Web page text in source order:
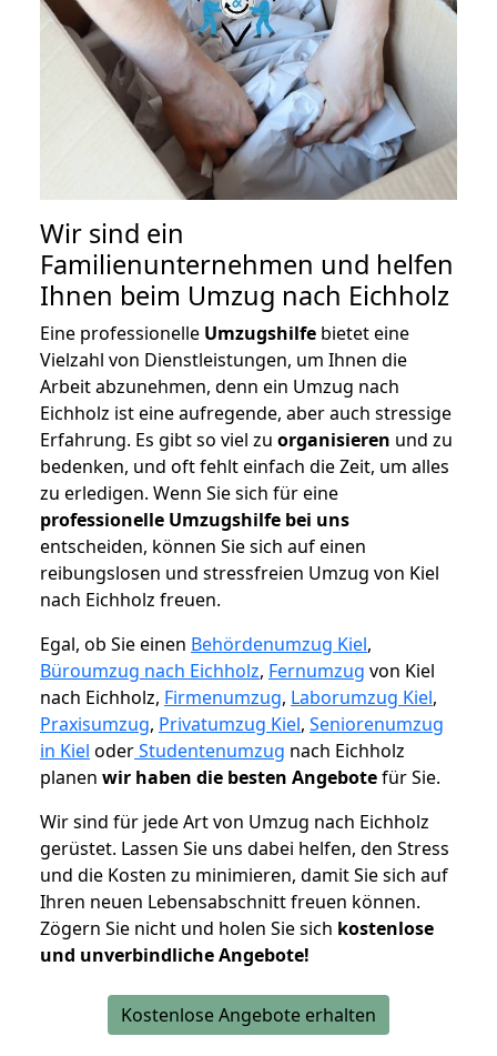
Wir sind ein
Familienunternehmen und helfen
Ihnen beim Umzug nach Eichholz
Eine professionelle Umzugshilfe bietet eine
Vielzahl von Dienstleistungen, um Ihnen die
Arbeit abzunehmen, denn ein Umzug nach
Eichholz ist eine aufregende, aber auch stressige
Erfahrung. Es gibt so viel zu organisieren und zu
bedenken, und oft fehlt einfach die Zeit, um alles
zu erledigen. Wenn Sie sich für eine
professionelle Umzugshilfe bei uns
entscheiden, können Sie sich auf einen
reibungslosen und stressfreien Umzug von Kiel
nach Eichholz freuen.
Egal, ob Sie einen Behördenumzug Kiel,
Büroumzug nach Eichholz, Fernumzug von Kiel
nach Eichholz, Firmenumzug, Laborumzug Kiel,
Praxisumzug, Privatumzug Kiel, Seniorenumzug
in Kiel oderStudentenumzug nach Eichholz
planen wir haben die besten Angebotefür Sie.
Wir sind für jede Art von Umzug nach Eichholz
gerüstet. Lassen Sie uns dabei helfen, den Stress
und die Kosten zu minimieren, damit Sie sich auf
Ihren neuen Lebensabschnitt freuen können.
Zögern Sie nicht und holen Sie sich kostenlose
und unverbindliche Angebote!
Kostenlose Angebote erhalten